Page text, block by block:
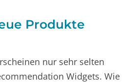
Produkte
nur sehr selten
Widgets. Wie